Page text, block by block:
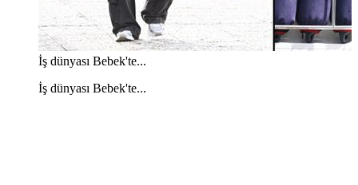
İş dünyası Bebek'te...
İş dünyası Bebek'te...